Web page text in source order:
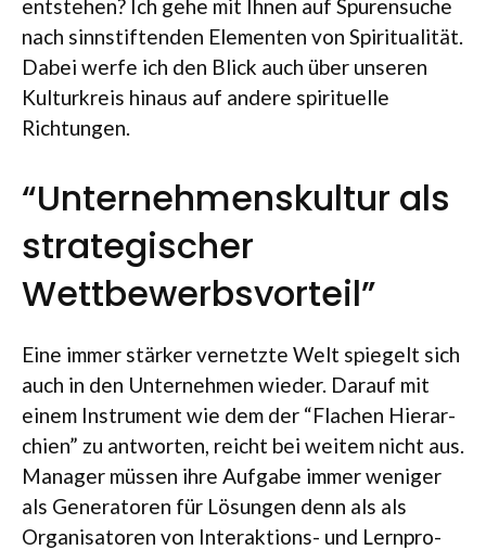
ent­ste­hen? Ich gehe mit Ihnen auf Spu­ren­su­che
nach sinn­stif­ten­den Ele­men­ten von Spi­ri­tua­li­tät.
Dabei werfe ich den Blick auch über unse­ren
Kul­tur­kreis hin­aus auf andere spi­ri­tu­elle
Richtungen.
“Unternehmenskultur als
strategischer
Wettbewerbsvorteil”
Eine immer stär­ker ver­netzte Welt spie­gelt sich
auch in den Unter­neh­men wie­der. Dar­auf mit
einem Instru­ment wie dem der “Fla­chen Hier­ar­
chien” zu ant­wor­ten, reicht bei wei­tem nicht aus.
Mana­ger müs­sen ihre Auf­gabe immer weni­ger
als Gene­ra­to­ren für Lösun­gen denn als als
Orga­ni­sa­to­ren von Inter­ak­ti­ons- und Lern­pro­